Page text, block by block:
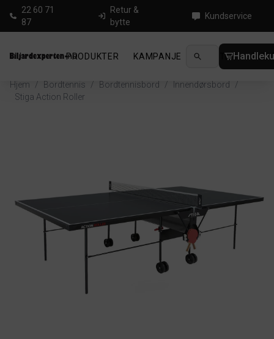
22 60 71
87
Retur &
bytte
Kundservice
PRODUKTER KAMPANJE NYHETER
Hjem / Bordtennis / Bordtennisbord / Innendørsbord
/
Stiga Action Roller